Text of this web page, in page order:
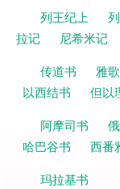
列王纪上
拉记
尼希米记
传道书
雅歌
以西结书
但以
阿摩司书
哈巴谷书
西番
玛拉基书